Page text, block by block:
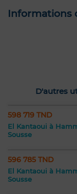
Informations
D'autres
598 719 TND
El Kantaoui à
Sousse
596 785 TND
El Kantaoui à
Sousse